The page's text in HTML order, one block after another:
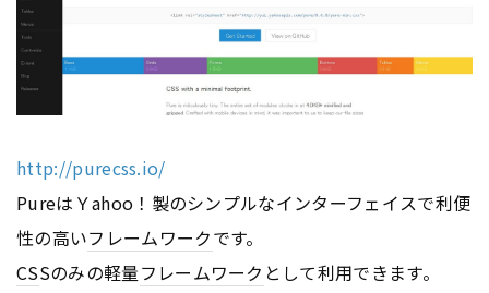
http://purecss.io/
PureはＹahoo！製のシンプルなインターフェイスで利便
性の高いフレームワークです。
CSSのみの軽量フレームワーク として利用できます。